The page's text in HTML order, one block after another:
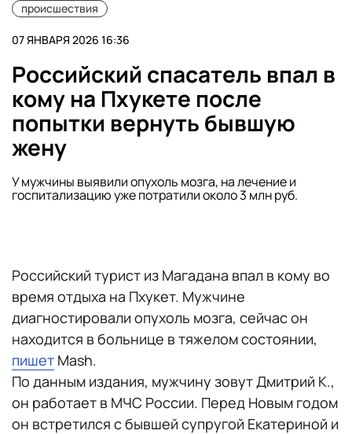
происшествия
07 ЯНВАРЯ 2026 16:36
Российский спасатель впал в
кому на Пхукете после
попытки вернуть бывшую
жену
У мужчины выявили опухоль мозга, на лечение и
госпитализацию уже потратили около 3 млн руб.
Российский турист из Магадана впал в кому во
время отдыха на Пхукет. Мужчине
диагностировали опухоль мозга, сейчас он
находится в больнице в тяжелом состоянии,
пишет Mash.
По данным издания, мужчину зовут Дмитрий К.,
он работает в МЧС России. Перед Новым годом
он встретился с бывшей супругой Екатериной и